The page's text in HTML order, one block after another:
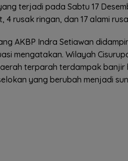
terjadi pada Sabtu 17
4 rusak ringan, dan 17 alami
AKBP Indra Setiawan
mengatakan. Wilayah
terparah terdampak
yang berubah menjadi